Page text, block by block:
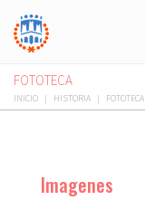
FOTOTECA
INICIO | HISTORIA | FOTOTECA
Imagenes